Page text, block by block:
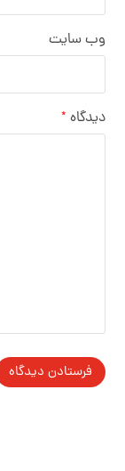
وب‌ سایت
دیدگاه *